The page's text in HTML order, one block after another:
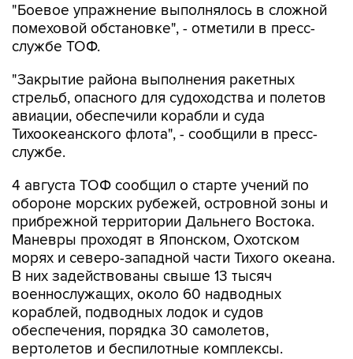
"Боевое упражнение выполнялось в сложной
помеховой обстановке", - отметили в пресс-
службе ТОФ.
"Закрытие района выполнения ракетных
стрельб, опасного для судоходства и полетов
авиации, обеспечили корабли и суда
Тихоокеанского флота", - сообщили в пресс-
службе.
4 августа ТОФ сообщил о старте учений по
обороне морских рубежей, островной зоны и
прибрежной территории Дальнего Востока.
Маневры проходят в Японском, Охотском
морях и северо-западной части Тихого океана.
В них задействованы свыше 13 тысяч
военнослужащих, около 60 надводных
кораблей, подводных лодок и судов
обеспечения, порядка 30 самолетов,
вертолетов и беспилотные комплексы.